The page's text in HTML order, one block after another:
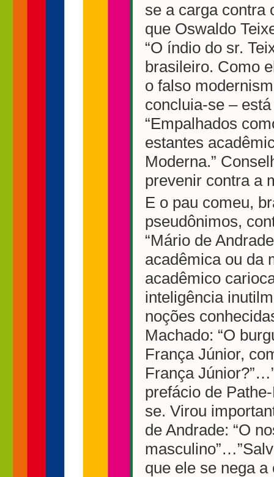
se a carga contra
que Oswaldo
“O índio do sr.
brasileiro. Como
o falso
concluia-se –
“Empalhados
estantes
Moderna.”
prevenir contra a
E o pau comeu,
pseudônimos,
“Mário de
acadêmica ou da
acadêmico
inteligência
noções
Machado: “O
França Júnior,
França
prefácio de
se. Virou
de Andrade: “O
que ele se nega